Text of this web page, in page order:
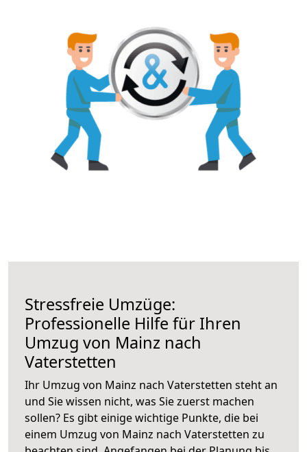
Stressfreie Umzüge:
Professionelle Hilfe für Ihren
Umzug von Mainz nach
Vaterstetten
Ihr Umzug von Mainz nach Vaterstetten steht an
und Sie wissen nicht, was Sie zuerst machen
sollen? Es gibt einige wichtige Punkte, die bei
einem Umzug von Mainz nach Vaterstetten zu